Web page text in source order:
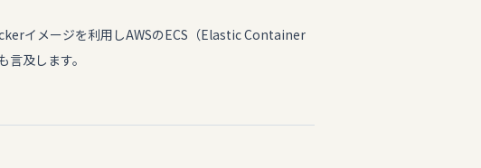
イメージを利用しAWSのECS（Elastic Container
及します。